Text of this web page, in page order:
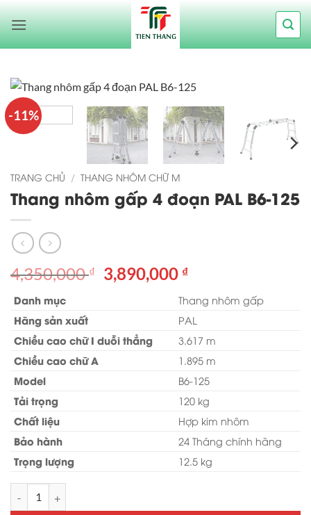
Bỏ
qua
nội
-11%
TRANG CHỦ / THANG NHÔM CHỮ M
Thang nhôm gấp 4 đoạn PAL B6-125
4,350,000₫
Giá
gốc
4,350,000 ₫.
3,890,000 ₫Giá
tại
là:
3,890,000 ₫.
Danh mục Thang nhôm gấp
Hãng sản xuất PAL
Chiều cao chữ I duỗi thẳng 3.617 m
Chiều cao chữ A 1.895 m
Model B6-125
Tải trọng 120 kg
Chất liệu Hợp kim nhôm
Bảo hành 24 Tháng chính hãng
Trọng lượng 12.5 kg
Thang nhôm gấp 4 đoạn PAL B6-125 số lượng